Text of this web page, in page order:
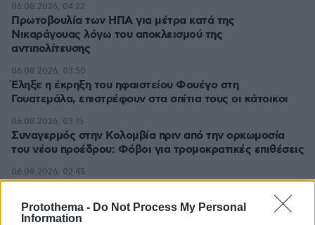
Protothema - Do Not Process My Personal
Information
Πρωτοβουλία των ΗΠΑ για μέτρα κατά της
Νικαράγουας λόγω του αποκλεισμού της
αντιπολίτευσης
06.08.2026, 04:22
Έληξε η έκρηξη του ηφαιστείου Φουέγο στη
Γουατεμάλα, επιστρέφουν στα σπίτια τους οι κάτοικοι
06.08.2026, 03:50
Συναγερμός στην Κολομβία πριν από την ορκωμοσία
του νέου προέδρου: Φόβοι για τρομοκρατικές επιθέσεις
06.08.2026, 03:15
Στροφή του Ισραήλ στη Λατινική Αμερική: Περιοδεία
Σάαρ σε Ισημερινό και Κολομβία
06.08.2026, 02:45